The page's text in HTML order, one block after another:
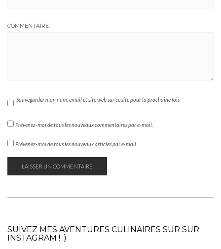
COMMENTAIRE :
Sauvegarder mon nom, email et site web sur ce site pour la prochaine fois
Prévenez-moi de tous les nouveaux commentaires par e-mail.
Prévenez-moi de tous les nouveaux articles par e-mail.
SUIVEZ MES AVENTURES CULINAIRES SUR SUR
INSTAGRAM ! :)